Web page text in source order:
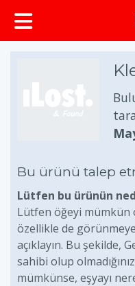
Bu ürünü talep
Lütfen bu ürünün
Lütfen öğeyi mümkün
özellikle de
açıklayın. Bu şekilde,
sahibi olup
mümkünse, eşyayı